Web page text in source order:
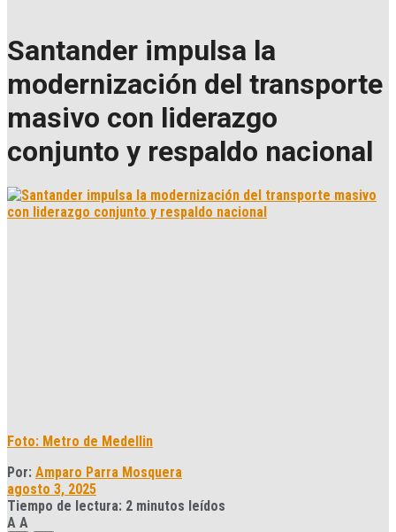
Santander impulsa la
modernización del transporte
masivo con liderazgo
conjunto y respaldo nacional
Foto: Metro de Medellin
Por: Amparo Parra Mosquera
agosto 3, 2025
Tiempo de lectura: 2 minutos leídos
A A